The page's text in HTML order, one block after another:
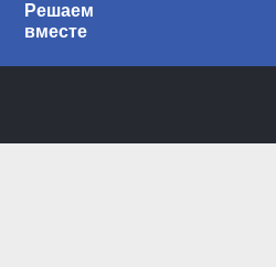
Решаем
вместе